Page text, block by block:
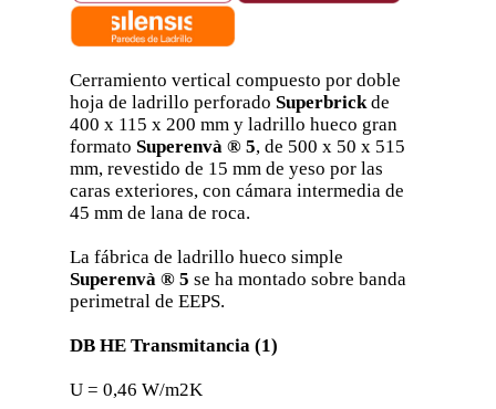
Cerramiento vertical compuesto por doble
hoja de ladrillo perforado Superbrick de
400 x 115 x 200 mm y ladrillo hueco gran
formato Superenvà ® 5, de 500 x 50 x 515
mm, revestido de 15 mm de yeso por las
caras exteriores, con cámara intermedia de
45 mm de lana de roca.
La fábrica de ladrillo hueco simple
Superenvà ® 5 se ha montado sobre banda
perimetral de EEPS.
DB HE Transmitancia (1)
U = 0,46 W/m2K